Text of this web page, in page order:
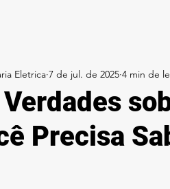
Precisa
Eletrica 7 de jul. de 2025 4 min de